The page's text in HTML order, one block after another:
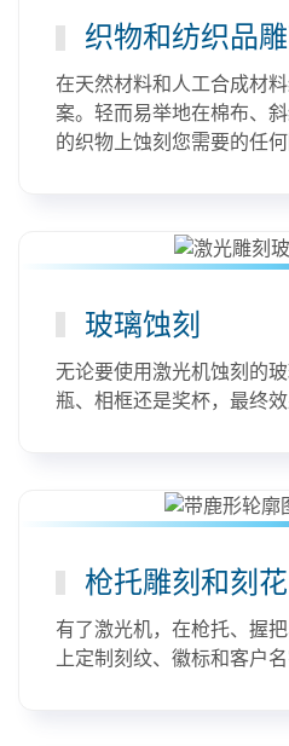
织物和纺织品雕
在天然材料和人工合成材
案。轻而易举地在棉布、
的织物上蚀刻您需要的任何
玻璃蚀刻
无论要使用激光机蚀刻的
瓶、相框还是奖杯，最终
枪托雕刻和刻花
有了激光机，在枪托、握
上定制刻纹、徽标和客户